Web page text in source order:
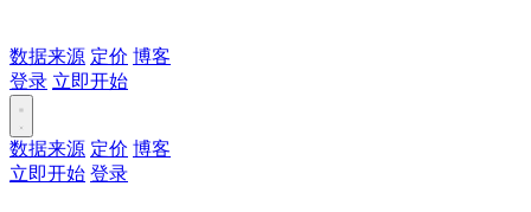
数据来源 定价 博客
登录 立即开始
数据来源 定价 博客
立即开始 登录